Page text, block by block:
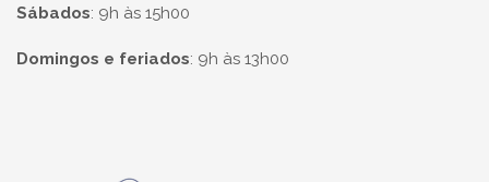
Sábados: 9h às 15h00
Domingos e feriados: 9h às 13h00